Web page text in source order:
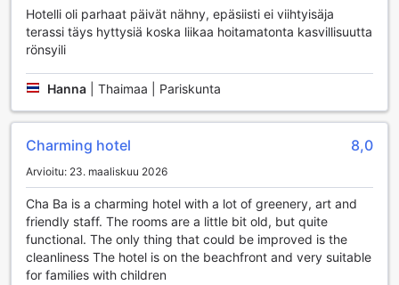
aurinkotuolit, joissa voit rentoutua ja nauttia auringosta, tai
nauttia virkistävistä juomista poolside baarissa.
Resortin yksityinen ranta on todellinen paratiisi vesiliikunnan
ystäville. Voit sukeltaa kirkkaisiin vesiin ja tutustua
trooppisen meren upeaan alueluontoon, tai kokeilla
snorklausta ja ihailla värikkäitä koralleja ja merieläimiä. Cha-
Ba Lanta Resort & Bungalow tarjoaa täydelliset puitteet
joten voit nauttia lomastasi juuri haluamallasi tavalla.
Mukavuudet Cha-Ba Lanta Resort & Bungalow'ssa
Cha-Ba Lanta Resort & Bungalow tarjoaa vierailleen
erinomaisia mukavuuksia, jotka tekevät lomastasi
vaivattoman ja miellyttävän. Hotellissa on käytettävissä
pesulapalvelu, joka helpottaa matkustamista, sillä voit
Hotelli oli parhaat päivät nähny, epäsiisti ei viihtyisäja
terassi täys hyttysiä koska liikaa hoitamatonta kasvillisuutta
rönsyili
Hanna Thaimaa | Pariskunta
Charming hotel 8,0
Arvioitu: 23. maaliskuu 2026
Cha Ba is a charming hotel with a lot of greenery, art and
friendly staff. The rooms are a little bit old, but quite
functional. The only thing that could be improved is the
cleanliness The hotel is on the beachfront and very suitable
for families with children